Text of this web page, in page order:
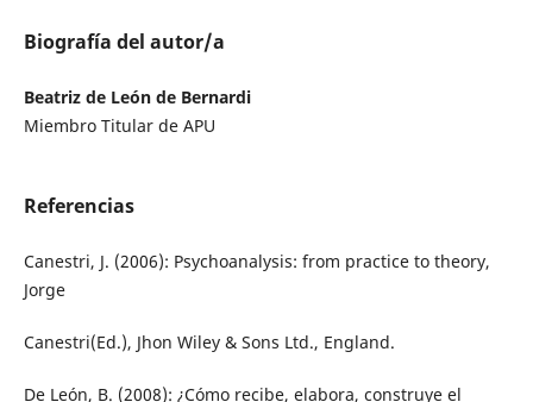
Biografía del autor/a
Beatriz de León de Bernardi
Miembro Titular de APU
Referencias
Canestri, J. (2006): Psychoanalysis: from practice to theory,
Jorge
Canestri(Ed.), Jhon Wiley & Sons Ltd., England.
De León, B. (2008): ¿Cómo recibe, elabora, construye el